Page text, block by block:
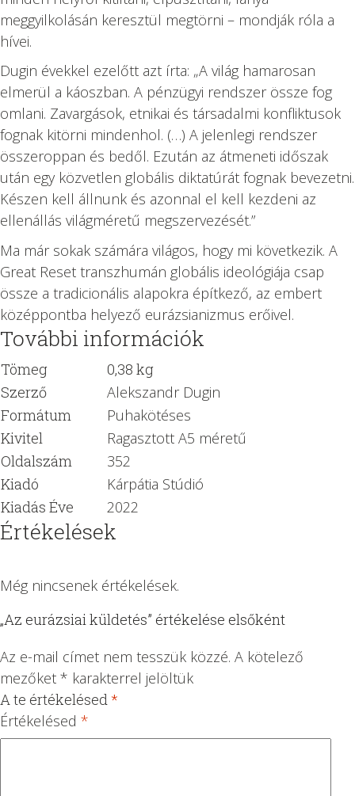
meggyilkolásán keresztül megtörni – mondják róla a
hívei.
Dugin évekkel ezelőtt azt írta: „A világ hamarosan
elmerül a káoszban. A pénzügyi rendszer össze fog
omlani. Zavargások, etnikai és társadalmi konfliktusok
fognak kitörni mindenhol. (…) A jelenlegi rendszer
összeroppan és bedől. Ezután az átmeneti időszak
után egy közvetlen globális diktatúrát fognak bevezetni.
Készen kell állnunk és azonnal el kell kezdeni az
ellenállás világméretű megszervezését.”
Ma már sokak számára világos, hogy mi következik. A
Great Reset transzhumán globális ideológiája csap
össze a tradicionális alapokra építkező, az embert
középpontba helyező eurázsianizmus erőivel.
További információk
Tömeg
0,38 kg
Szerző
Alekszandr Dugin
Formátum
Puhakötéses
Kivitel
Ragasztott A5 méretű
Oldalszám
352
Kiadó
Kárpátia Stúdió
Kiadás Éve
2022
Értékelések
Még nincsenek értékelések.
„Az eurázsiai küldetés” értékelése elsőként
Az e-mail címet nem tesszük közzé. A kötelező
mezőket * karakterrel jelöltük
A te értékelésed *
csllallallalla
Értékelésed *